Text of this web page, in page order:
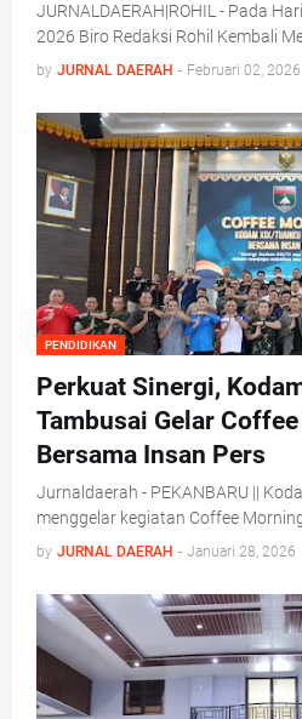
JURNALDAERAH|ROHIL - Pada
2026 Biro Redaksi Rohil Kembali
by JURNAL DAERAH - Februari 02, 2026
PENDIDIKAN
Perkuat Sinergi,
Tambusai Gelar
Bersama Insan Pers
Jurnaldaerah - PEKANBARU ||
menggelar kegiatan Coffee
by JURNAL DAERAH - Januari 28, 2026